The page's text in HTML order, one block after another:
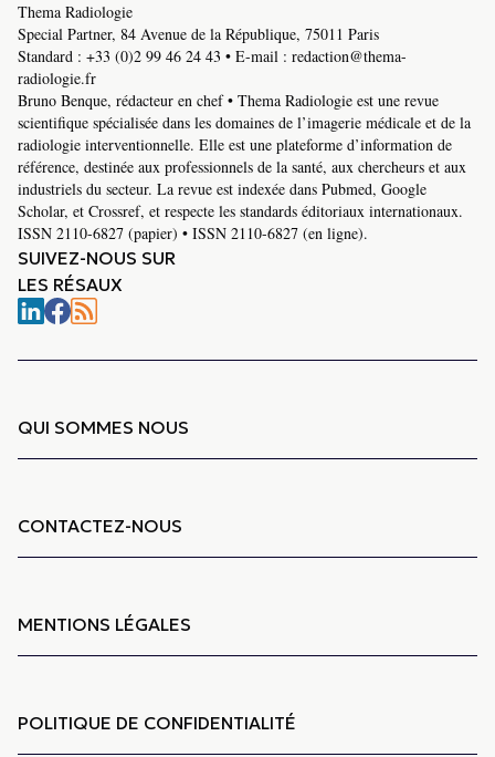
Thema Radiologie
Special Partner, 84 Avenue de la République, 75011 Paris
Standard : +33 (0)2 99 46 24 43 • E-mail : redaction@thema-
radiologie.fr
Bruno Benque, rédacteur en chef • Thema Radiologie est une revue
scientifique spécialisée dans les domaines de l’imagerie médicale et de la
radiologie interventionnelle. Elle est une plateforme d’information de
référence, destinée aux professionnels de la santé, aux chercheurs et aux
industriels du secteur. La revue est indexée dans Pubmed, Google
Scholar, et Crossref, et respecte les standards éditoriaux internationaux.
ISSN 2110-6827 (papier) • ISSN 2110-6827 (en ligne).
SUIVEZ-NOUS SUR
LES RÉSAUX
QUI SOMMES NOUS
CONTACTEZ-NOUS
MENTIONS LÉGALES
POLITIQUE DE CONFIDENTIALITÉ